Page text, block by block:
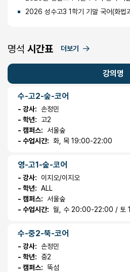
명석 시간표 더보기
강의명
수-고2-숲-코어
- 강사: 손정민
- 학년:
고2
- 캠퍼스:
서울숲
- 수업시간: 화, 목 19:00-22:00
영-고1-숲-코어
- 강사:
이지오/이지오
- 학년: ALL
- 캠퍼스:
서울숲
- 수업시간: 월, 수 20:00-22:00 / 토
수-중2-뚝-코어
- 강사: 손정민
- 학년:
중2
- 캠퍼스:
뚝섬